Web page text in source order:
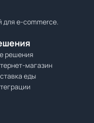
для e-commerce.
решения
магазин
еды